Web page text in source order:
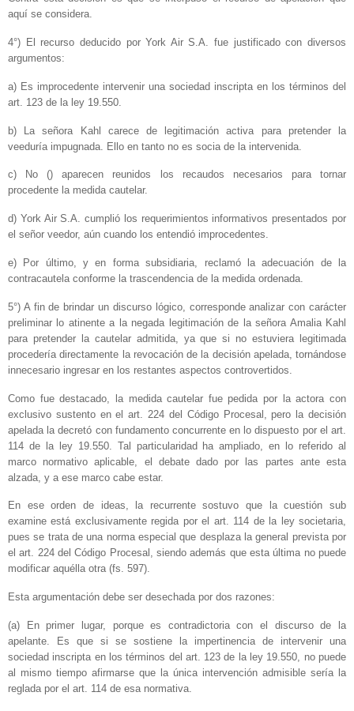
aquí se considera.
4°) El recurso deducido por York Air S.A. fue justificado con diversos
argumentos:
a) Es improcedente intervenir una sociedad inscripta en los términos del
art. 123 de la ley 19.550.
b) La señora Kahl carece de legitimación activa para pretender la
veeduría impugnada. Ello en tanto no es socia de la intervenida.
c) No () aparecen reunidos los recaudos necesarios para tornar
procedente la medida cautelar.
d) York Air S.A. cumplió los requerimientos informativos presentados por
el señor veedor, aún cuando los entendió improcedentes.
e) Por último, y en forma subsidiaria, reclamó la adecuación de la
contracautela conforme la trascendencia de la medida ordenada.
5°) A fin de brindar un discurso lógico, corresponde analizar con carácter
preliminar lo atinente a la negada legitimación de la señora Amalia Kahl
para pretender la cautelar admitida, ya que si no estuviera legitimada
procedería directamente la revocación de la decisión apelada, tornándose
innecesario ingresar en los restantes aspectos controvertidos.
Como fue destacado, la medida cautelar fue pedida por la actora con
exclusivo sustento en el art. 224 del Código Procesal, pero la decisión
apelada la decretó con fundamento concurrente en lo dispuesto por el art.
114 de la ley 19.550. Tal particularidad ha ampliado, en lo referido al
marco normativo aplicable, el debate dado por las partes ante esta
alzada, y a ese marco cabe estar.
En ese orden de ideas, la recurrente sostuvo que la cuestión sub
examine está exclusivamente regida por el art. 114 de la ley societaria,
pues se trata de una norma especial que desplaza la general prevista por
el art. 224 del Código Procesal, siendo además que esta última no puede
modificar aquélla otra (fs. 597).
Esta argumentación debe ser desechada por dos razones:
(a) En primer lugar, porque es contradictoria con el discurso de la
apelante. Es que si se sostiene la impertinencia de intervenir una
sociedad inscripta en los términos del art. 123 de la ley 19.550, no puede
al mismo tiempo afirmarse que la única intervención admisible sería la
reglada por el art. 114 de esa normativa.